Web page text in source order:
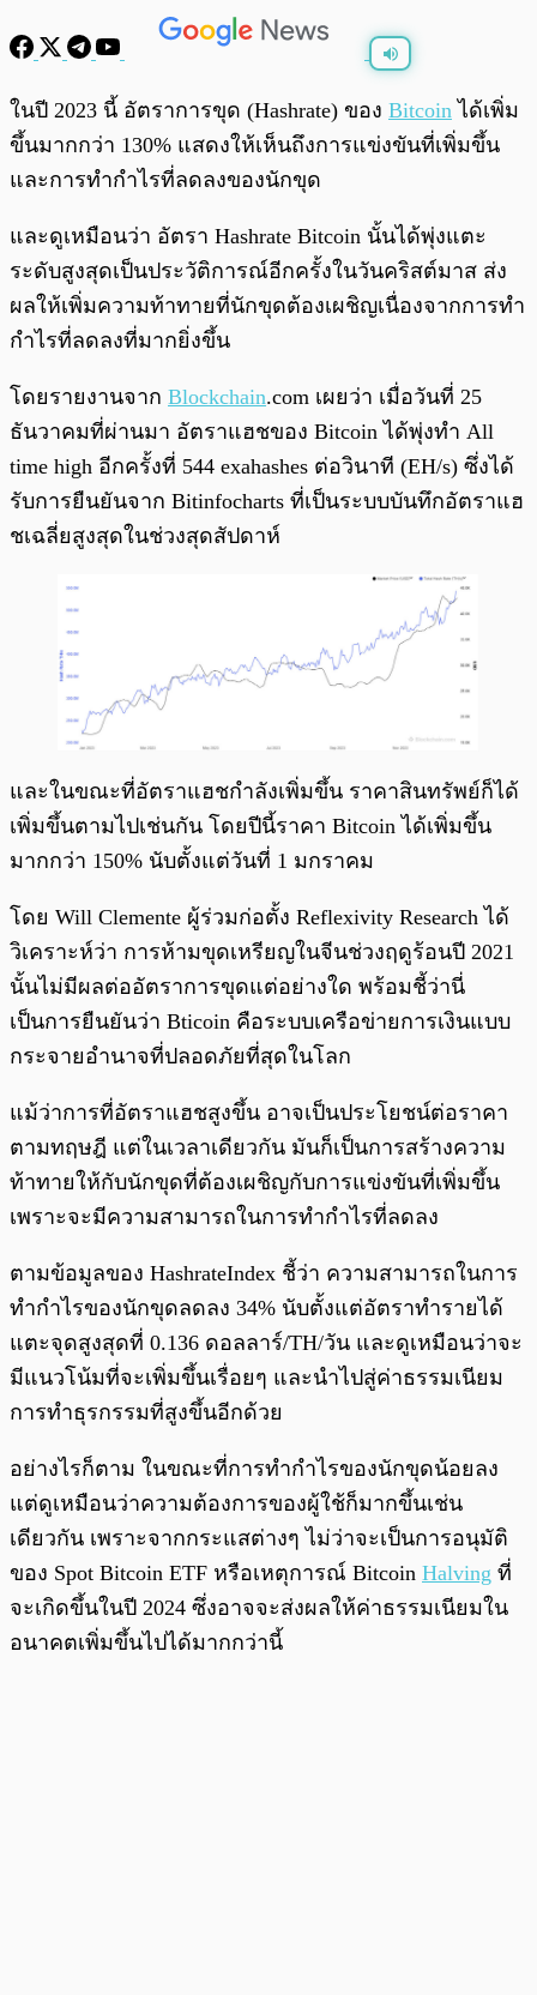
พร้อมเล่น 0:00
ในปี 2023 นี้ อัตราการขุด (Hashrate) ของ Bitcoin ได้เพิ่ม
ขึ้นมากกว่า 130% แสดงให้เห็นถึงการแข่งขันที่เพิ่มขึ้น
และการทำกำไรที่ลดลงของนักขุด
และดูเหมือนว่า อัตรา Hashrate Bitcoin นั้นได้พุ่งแตะ
ระดับสูงสุดเป็นประวัติการณ์อีกครั้งในวันคริสต์มาส ส่ง
ผลให้เพิ่มความท้าทายที่นักขุดต้องเผชิญเนื่องจากการทำ
กำไรที่ลดลงที่มากยิ่งขึ้น
โดยรายงานจาก Blockchain.com เผยว่า เมื่อวันที่ 25
ธันวาคมที่ผ่านมา อัตราแฮชของ Bitcoin ได้พุ่งทำ All
time high อีกครั้งที่ 544 exahashes ต่อวินาที (EH/s) ซึ่งได้
รับการยืนยันจาก Bitinfocharts ที่เป็นระบบบันทึกอัตราแฮ
ชเฉลี่ยสูงสุดในช่วงสุดสัปดาห์
และในขณะที่อัตราแฮชกำลังเพิ่มขึ้น ราคาสินทรัพย์ก็ได้
เพิ่มขึ้นตามไปเช่นกัน โดยปีนี้ราคา Bitcoin ได้เพิ่มขึ้น
มากกว่า 150% นับตั้งแต่วันที่ 1 มกราคม
โดย Will Clemente ผู้ร่วมก่อตั้ง Reflexivity Research ได้
วิเคราะห์ว่า การห้ามขุดเหรียญในจีนช่วงฤดูร้อนปี 2021
นั้นไม่มีผลต่ออัตราการขุดแต่อย่างใด พร้อมชี้ว่านี่
เป็นการยืนยันว่า Bticoin คือระบบเครือข่ายการเงินแบบ
กระจายอำนาจที่ปลอดภัยที่สุดในโลก
แม้ว่าการที่อัตราแฮชสูงขึ้น อาจเป็นประโยชน์ต่อราคา
ตามทฤษฎี แต่ในเวลาเดียวกัน มันก็เป็นการสร้างความ
ท้าทายให้กับนักขุดที่ต้องเผชิญกับการแข่งขันที่เพิ่มขึ้น
เพราะจะมีความสามารถในการทำกำไรที่ลดลง
ตามข้อมูลของ HashrateIndex ชี้ว่า ความสามารถในการ
ทำกำไรของนักขุดลดลง 34% นับตั้งแต่อัตราทำรายได้
แตะจุดสูงสุดที่ 0.136 ดอลลาร์/TH/วัน และดูเหมือนว่าจะ
มีแนวโน้มที่จะเพิ่มขึ้นเรื่อยๆ และนำไปสู่ค่าธรรมเนียม
การทำธุรกรรมที่สูงขึ้นอีกด้วย
อย่างไรก็ตาม ในขณะที่การทำกำไรของนักขุดน้อยลง
แต่ดูเหมือนว่าความต้องการของผู้ใช้ก็มากขึ้นเช่น
เดียวกัน เพราะจากกระแสต่างๆ ไม่ว่าจะเป็นการอนุมัติ
ของ Spot Bitcoin ETF หรือเหตุการณ์ Bitcoin Halving ที่
จะเกิดขึ้นในปี 2024 ซึ่งอาจจะส่งผลให้ค่าธรรมเนียมใน
อนาคตเพิ่มขึ้นไปได้มากกว่านี้